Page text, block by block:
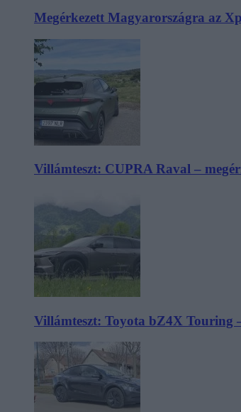
Megérkezett Magyarországra az
Villámteszt: CUPRA Raval –
Villámteszt: Toyota bZ4X Touring